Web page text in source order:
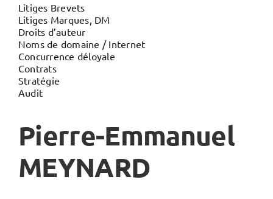
Litiges Brevets
Litiges Marques, DM
Droits d’auteur
Noms de domaine / Internet
Concurrence déloyale
Contrats
Stratégie
Audit
Pierre-Emmanuel
MEYNARD